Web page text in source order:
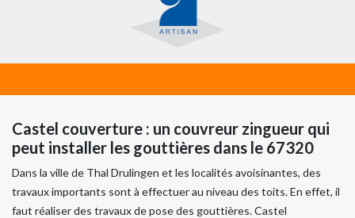
Castel couverture : un couvreur zingueur qui
peut installer les gouttières dans le 67320
Dans la ville de Thal Drulingen et les localités avoisinantes, des
travaux importants sont à effectuer au niveau des toits. En effet, il
faut réaliser des travaux de pose des gouttières. Castel